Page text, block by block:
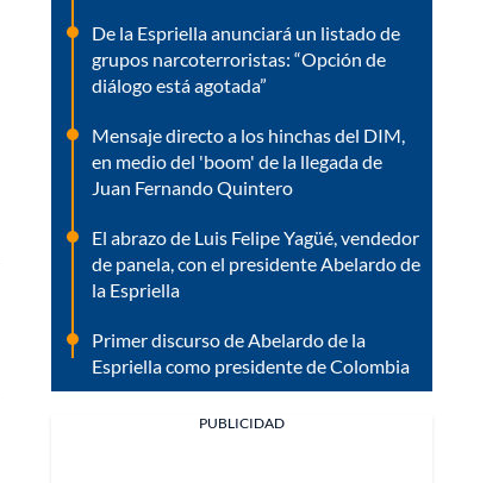
De la Espriella anunciará un listado de
grupos narcoterroristas: “Opción de
diálogo está agotada”
Mensaje directo a los hinchas del DIM,
en medio del 'boom' de la llegada de
Juan Fernando Quintero
El abrazo de Luis Felipe Yagüé, vendedor
de panela, con el presidente Abelardo de
la Espriella
Primer discurso de Abelardo de la
Espriella como presidente de Colombia
PUBLICIDAD